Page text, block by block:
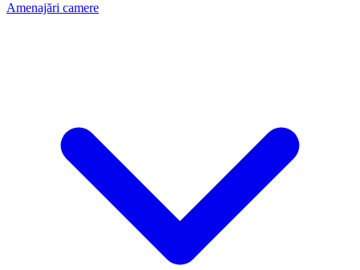
Amenajări camere